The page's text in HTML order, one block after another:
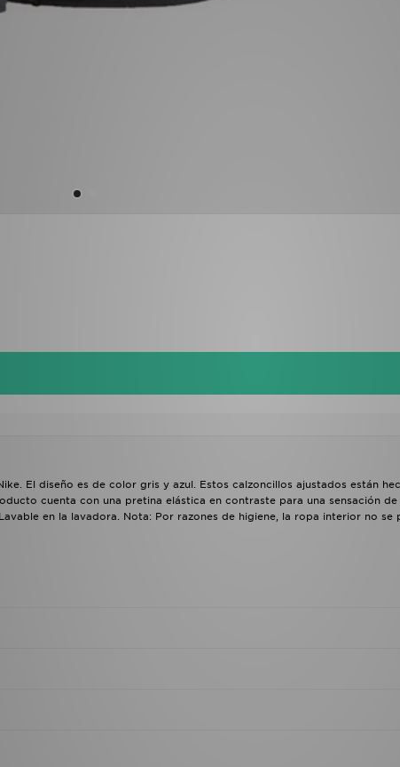
El diseño es de color gris y azul. Estos calzoncillos ajustados están
cuenta con una pretina elástica en contraste para una sensación de
en la lavadora. Nota: Por razones de higiene, la ropa interior no se